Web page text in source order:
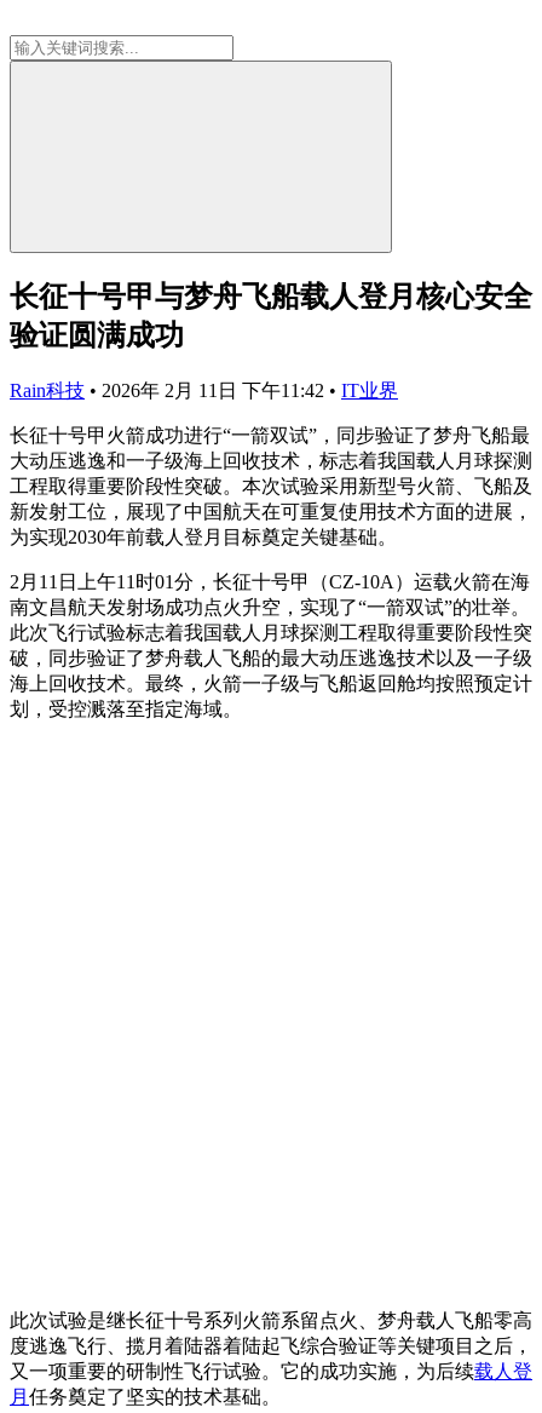
长征十号甲与梦舟飞船载人登月核心安全
验证圆满成功
Rain科技 • 2026年 2月 11日 下午11:42 • IT业界
长征十号甲火箭成功进行“一箭双试”，同步验证了梦舟飞船最
大动压逃逸和一子级海上回收技术，标志着我国载人月球探测
工程取得重要阶段性突破。本次试验采用新型号火箭、飞船及
新发射工位，展现了中国航天在可重复使用技术方面的进展，
为实现2030年前载人登月目标奠定关键基础。
2月11日上午11时01分，长征十号甲（CZ-10A）运载火箭在海
南文昌航天发射场成功点火升空，实现了“一箭双试”的壮举。
此次飞行试验标志着我国载人月球探测工程取得重要阶段性突
破，同步验证了梦舟载人飞船的最大动压逃逸技术以及一子级
海上回收技术。最终，火箭一子级与飞船返回舱均按照预定计
划，受控溅落至指定海域。
此次试验是继长征十号系列火箭系留点火、梦舟载人飞船零高
度逃逸飞行、揽月着陆器着陆起飞综合验证等关键项目之后，
又一项重要的研制性飞行试验。它的成功实施，为后续载人登
月 任务奠定了坚实的技术基础。